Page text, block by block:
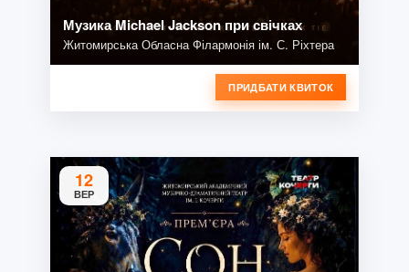
Музика Michael Jackson при свічках
Житомирська Обласна Філармонія ім. С. Ріхтера
ПРИДБАТИ КВИТОК
12
ВЕР